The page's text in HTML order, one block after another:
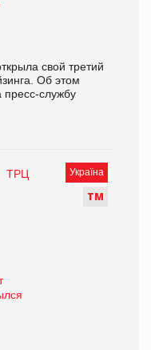
свой третий
Об этом
пресс-службу
Україна
ТМ
ТРЦ